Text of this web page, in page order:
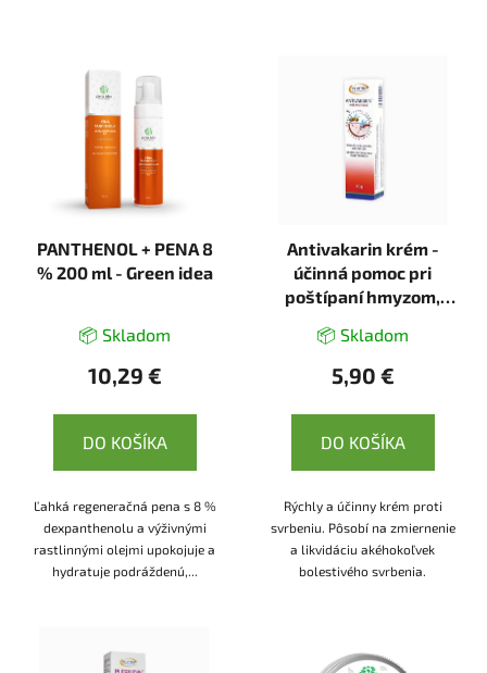
PANTHENOL + PENA 8
% 200 ml - Green idea
📦 Skladom
10,29 €
DO KOŠÍKA
Ľahká regeneračná pena s 8 %
dexpanthenolu a výživnými
rastlinnými olejmi upokojuje a
hydratuje podráždenú,...
Antivakarin krém -
účinná pomoc pri
poštípaní hmyzom,
pokožky - 20 g - InVitro
📦 Skladom
5,90 €
DO KOŠÍKA
Rýchly a účinny krém proti
svrbeniu. Pôsobí na zmiernenie
a likvidáciu akéhokoľvek
bolestivého svrbenia.